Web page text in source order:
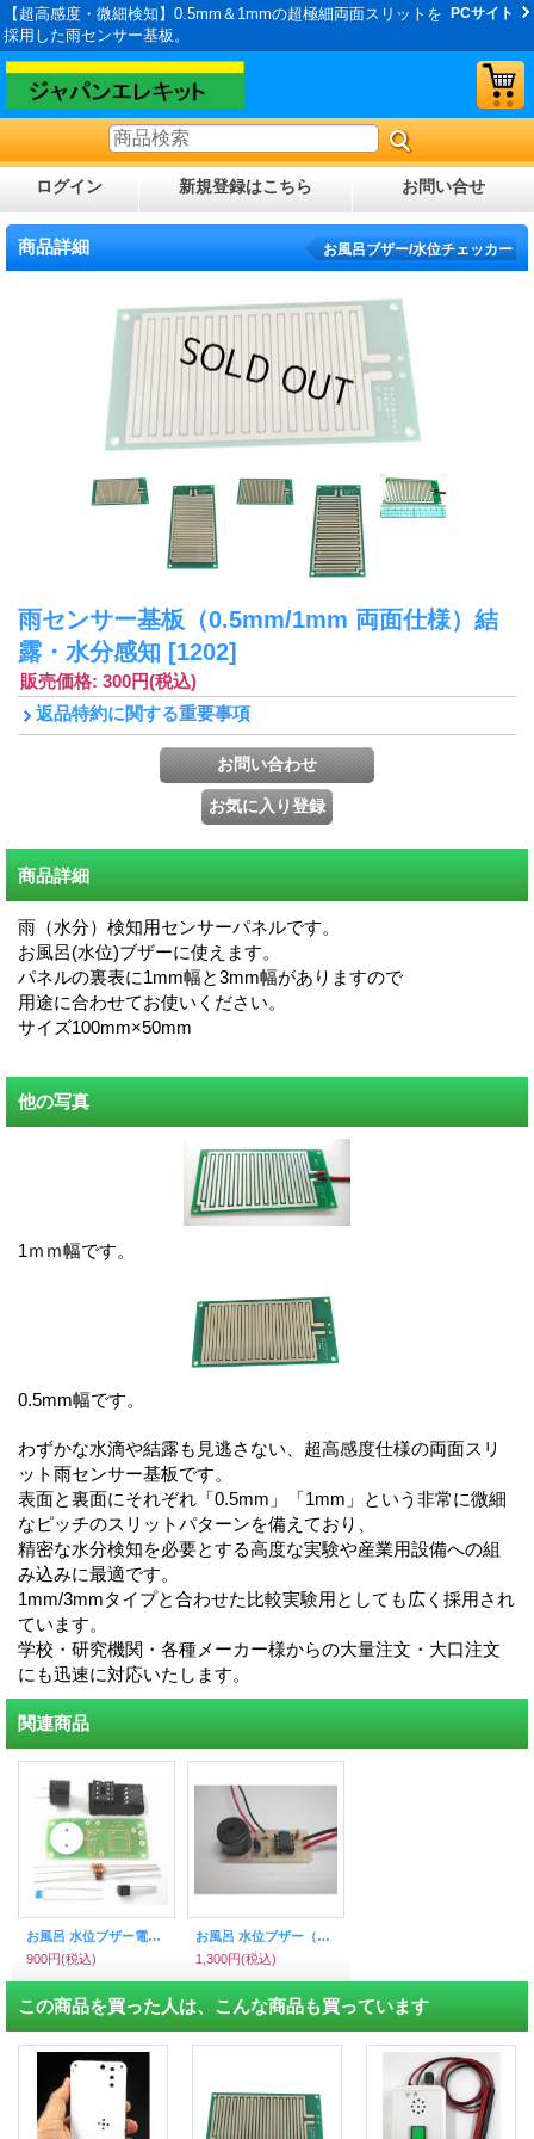
【超高感度・微細検知】0.5mm＆1mmの超極細両面スリットを
採用した雨センサー基板。
PCサイト
ログイン 新規登録はこちら お問い合せ
商品詳細 お風呂ブザー/水位チェッカー
雨センサー基板（0.5mm/1mm 両面仕様）結
露・水分感知 [1202]
販売価格: 300円(税込)
返品特約に関する重要事項
商品詳細
雨（水分）検知用センサーパネルです。
お風呂(水位)ブザーに使えます。
パネルの裏表に1mm幅と3mm幅がありますので
用途に合わせてお使いください。
サイズ100mm×50mm
他の写真
1ｍｍ幅です。
0.5mm幅です。
わずかな水滴や結露も見逃さない、超高感度仕様の両面スリ
ット雨センサー基板です。
表面と裏面にそれぞれ「0.5mm」「1mm」という非常に微細
なピッチのスリットパターンを備えており、
精密な水分検知を必要とする高度な実験や産業用設備への組
み込みに最適です。
1mm/3mmタイプと合わせた比較実験用としても広く採用され
ています。
学校・研究機関・各種メーカー様からの大量注文・大口注文
にも迅速に対応いたします。
関連商品
お風呂 水位ブザー電子工作キット（PICマイコン使用)
900円(税込)
お風呂 水位ブザー（完成品・電池付き）すぐ使える水位センサー
1,300円(税込)
この商品を買った人は、こんな商品も買っています